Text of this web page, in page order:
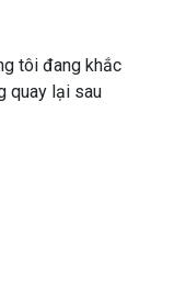
tôi đang khắc
quay lại sau